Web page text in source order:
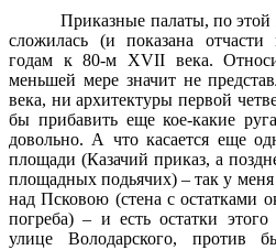
Приказные палаты, по
сложилась (и показана отчасти
годам к 80-м XVII века.
меньшей мере значит не
века, ни архитектуры первой
бы прибавить еще кое-какие
довольно. А что касается еще
площади (Казачий приказ, а
площадных подьячих) – так у
над Псковою (стена с остатками
погреба) – и есть остатки
улице Володарского, против